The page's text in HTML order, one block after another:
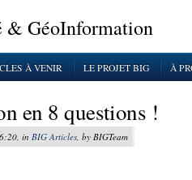
GéoInformation
À VENIR LE PROJET BIG À
en 8 questions !
in BIG Articles, by BIGTeam